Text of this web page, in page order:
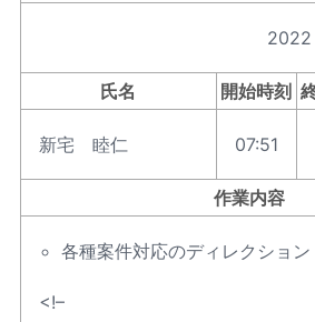
2022
氏名 開始時刻
新宅 睦仁 07:51
作業内容
各種案件対応のディレクション
<!–